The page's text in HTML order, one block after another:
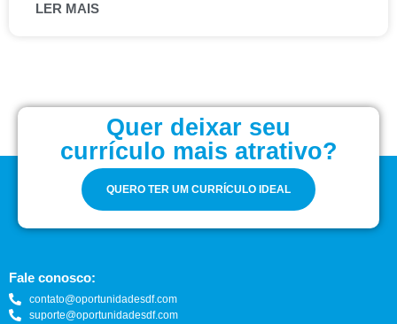
LER MAIS
Quer deixar seu
currículo mais atrativo?
QUERO TER UM CURRÍCULO IDEAL
Fale conosco:
contato@oportunidadesdf.com
suporte@oportunidadesdf.com